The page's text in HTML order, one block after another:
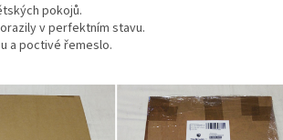
pokojů.
v perfektním stavu.
a poctivé řemeslo.